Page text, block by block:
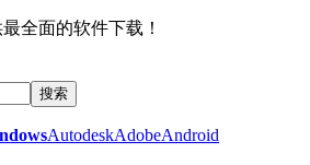
全面的软件下载！
搜索
AutodeskAdobeAndroid